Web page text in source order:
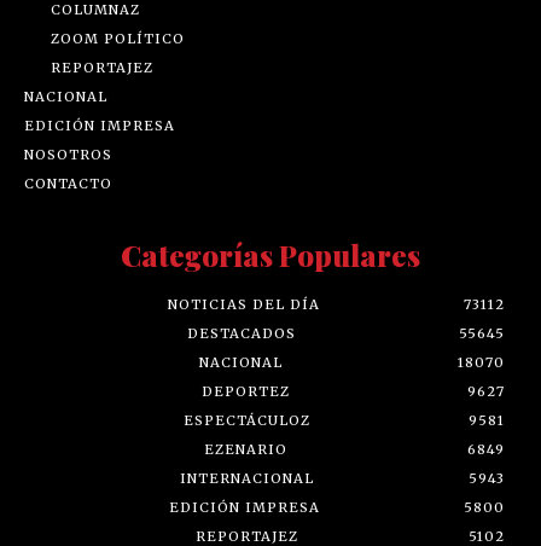
COLUMNAZ
ZOOM POLÍTICO
REPORTAJEZ
NACIONAL
EDICIÓN IMPRESA
NOSOTROS
CONTACTO
Categorías Populares
NOTICIAS DEL DÍA
73112
DESTACADOS
55645
NACIONAL
18070
DEPORTEZ
9627
ESPECTÁCULOZ
9581
EZENARIO
6849
INTERNACIONAL
5943
EDICIÓN IMPRESA
5800
REPORTAJEZ
5102